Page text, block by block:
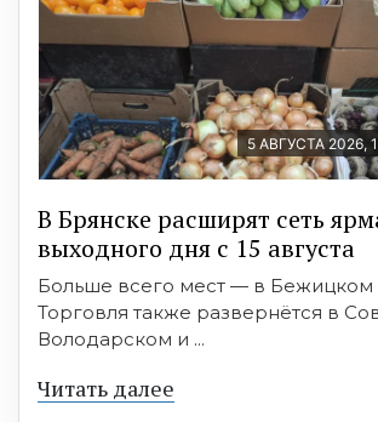
5 АВГУСТА 2026,
В Брянске расширят сеть
выходного дня с 15 августа
Больше всего мест — в Бежицком
Торговля также развернётся в
Володарском и ...
Читать далее